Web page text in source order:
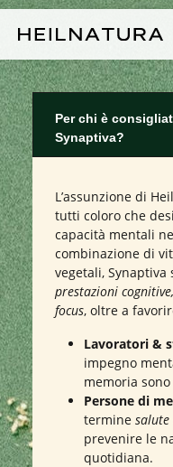
Per chi è
Synaptiva?
L’assunzione di
tutti coloro che
capacità mentali
combinazione di
vegetali,
prestazioni
focus, oltre a
Lavoratori &
impegno
memoria
Persone di
termine salute
prevenire le
quotidiana.